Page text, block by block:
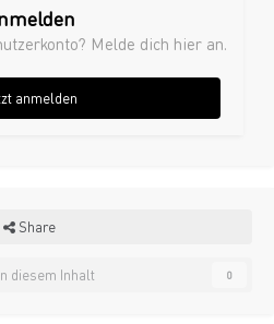
Melde dich hier an.
anmelden
Share
diesem Inhalt 0